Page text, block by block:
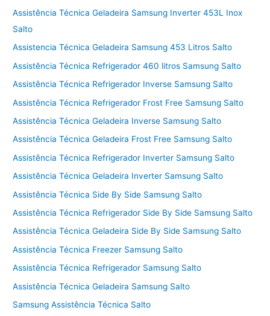
Assistência Técnica Geladeira Samsung Inverter 453L Inox
Salto
Assistencia Técnica Geladeira Samsung 453 Litros Salto
Assistência Técnica Refrigerador 460 litros Samsung Salto
Assistência Técnica Refrigerador Inverse Samsung Salto
Assistência Técnica Refrigerador Frost Free Samsung Salto
Assistência Técnica Geladeira Inverse Samsung Salto
Assistência Técnica Geladeira Frost Free Samsung Salto
Assistência Técnica Refrigerador Inverter Samsung Salto
Assistência Técnica Geladeira Inverter Samsung Salto
Assistência Técnica Side By Side Samsung Salto
Assistência Técnica Refrigerador Side By Side Samsung Salto
Assistência Técnica Geladeira Side By Side Samsung Salto
Assistência Técnica Freezer Samsung Salto
Assistência Técnica Refrigerador Samsung Salto
Assistência Técnica Geladeira Samsung Salto
Samsung Assistência Técnica Salto